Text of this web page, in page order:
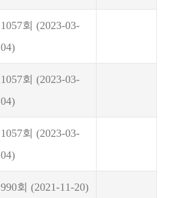
1057회 (2023-03-
04)
1057회 (2023-03-
04)
1057회 (2023-03-
04)
990회 (2021-11-20)